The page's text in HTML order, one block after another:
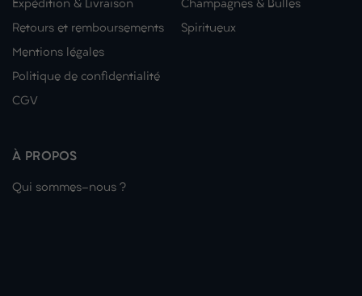
Expédition & Livraison
Retours et remboursements
Mentions légales
Politique de confidentialité
CGV
Champagnes & Bulles
Spiritueux
À PROPOS
Qui sommes-nous ?